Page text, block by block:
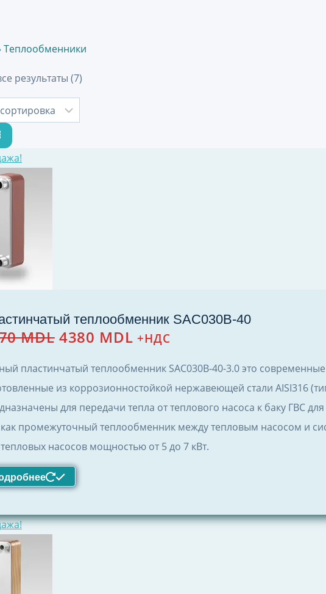
Теплообменники
результаты (7)
теплообменник SAC030B-40
MDL Первоначальная
составляла
4380 MDLТекущая
цена:
4380 MDL.
+НДС
пластинчатый теплообменник SAC030B-40-3.0 это
из коррозионностойкой нержавеющей стали AISI316
для передачи тепла от теплового насоса к баку ГВС
промежуточный теплообменник между тепловым насосом и
насосов мощностью от 5 до 7 кВт.